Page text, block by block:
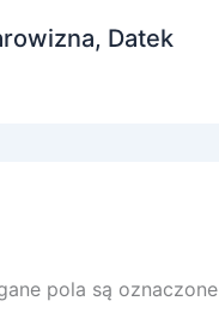
Datek
pola są oznaczone